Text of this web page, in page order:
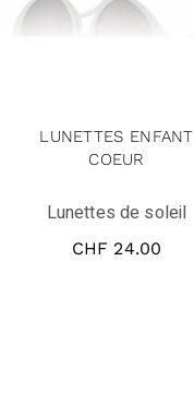
LUNETTES ENFANT
COEUR
Lunettes de soleil
CHF 24.00